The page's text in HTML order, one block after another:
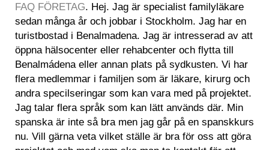
FAQ FÖRETAG. Hej. Jag är specialist familyläkare
sedan många år och jobbar i Stockholm. Jag har en
turistbostad i Benalmadena. Jag är intresserad av att
öppna hälsocenter eller rehabcenter och flytta till
Benalmádena eller annan plats på sydkusten. Vi har
flera medlemmar i familjen som är läkare, kirurg och
andra specilseringar som kan vara med på projektet.
Jag talar flera språk som kan lätt används där. Min
spanska är inte så bra men jag går på en spanskkurs
nu. Vill gärna veta vilket ställe är bra för oss att göra